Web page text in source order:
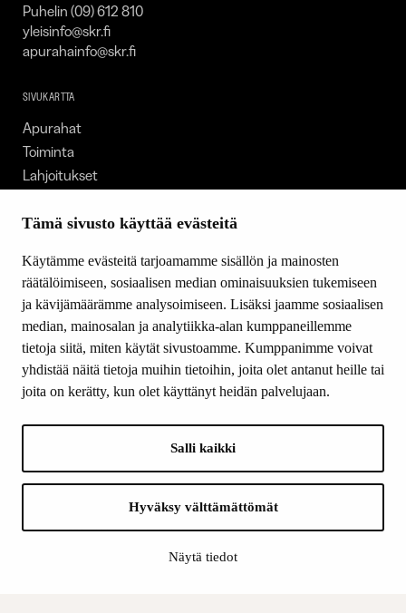
Tämä sivusto käyttää evästeitä
Käytämme evästeitä tarjoamamme sisällön ja mainosten
räätälöimiseen, sosiaalisen median ominaisuuksien tukemiseen
ja kävijämäärämme analysoimiseen. Lisäksi jaamme sosiaalisen
median, mainosalan ja analytiikka-alan kumppaneillemme
tietoja siitä, miten käytät sivustoamme. Kumppanimme voivat
yhdistää näitä tietoja muihin tietoihin, joita olet antanut heille tai
joita on kerätty, kun olet käyttänyt heidän palvelujaan.
Salli kaikki
Hyväksy välttämättömät
Näytä tiedot
Puhelin (09) 612 810
yleisinfo@skr.fi
apurahainfo@skr.fi
SIVUKARTTA
Apurahat
Toiminta
Lahjoitukset
Ajankohtaista
Yhteystiedot
SEURAA MEITÄ
Facebook
Instagram
LinkedIn
Suomen Kulttuurirahasto: